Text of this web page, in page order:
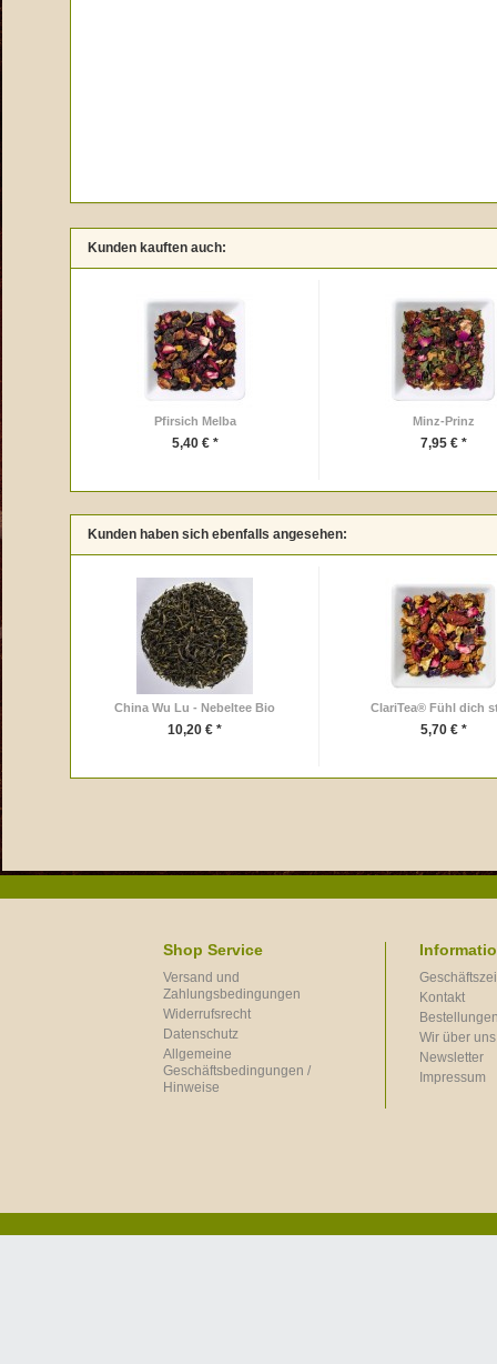
Kunden kauften auch:
Pfirsich Melba
5,40 € *
Minz-Prinz
7,95 € *
Kunden haben sich ebenfalls angesehen:
China Wu Lu - Nebeltee Bio
10,20 € *
ClariTea® Fühl dich
5,70 € *
Shop Service
Versand und
Zahlungsbedingungen
Widerrufsrecht
Datenschutz
Allgemeine
Geschäftsbedingungen /
Hinweise
Kontakt
Wir über uns
Newsletter
Impressum